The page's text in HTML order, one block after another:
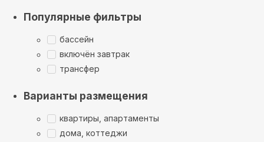
Популярные фильтры
бассейн
включён завтрак
трансфер
Варианты размещения
квартиры, апартаменты
дома, коттеджи